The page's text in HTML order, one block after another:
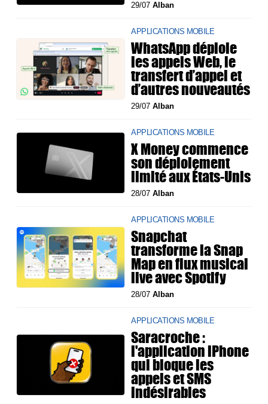
29/07Alban
APPLICATIONS MOBILE
WhatsApp déploie
les appels Web, le
transfert d’appel et
d’autres nouveautés
29/07Alban
APPLICATIONS MOBILE
X Money commence
son déploiement
limité aux États-Unis
28/07Alban
APPLICATIONS MOBILE
Snapchat
transforme la Snap
Map en flux musical
live avec Spotify
28/07Alban
APPLICATIONS MOBILE
Saracroche :
l'application iPhone
qui bloque les
appels et SMS
indésirables